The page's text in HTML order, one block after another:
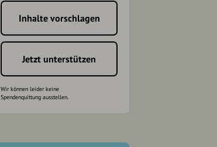
Inhalte vorschlagen
Jetzt unterstützen
Wir können leider keine
Spendenquittung ausstellen.